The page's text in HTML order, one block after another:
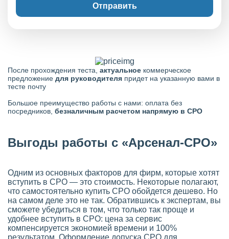
Отправить
После прохождения теста, актуальное коммерческое
предложение для руководителя придет на указанную вами в
тесте почту
Большое преимущество работы с нами: оплата без
посредников, безналичным расчетом напрямую в СРО
Выгоды работы с «Арсенал-СРО»
Одним из основных факторов для фирм, которые хотят
вступить в СРО — это стоимость. Некоторые полагают,
что самостоятельно купить СРО обойдется дешево. Но
на самом деле это не так. Обратившись к экспертам, вы
сможете убедиться в том, что только так проще и
удобнее вступить в СРО: цена за сервис
компенсируется экономией времени и 100%
результатом. Оформление допуска СРО для